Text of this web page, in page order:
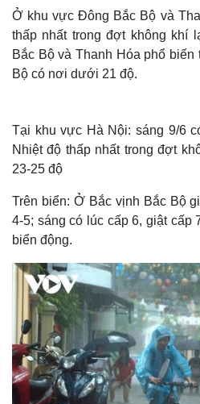
Ở khu vực Đông Bắc Bộ và
thấp nhất trong đợt không khí
Bắc Bộ và Thanh Hóa phổ
Bộ có nơi dưới 21 độ.
Tại khu vực Hà Nội: sáng 9/6
Nhiệt độ thấp nhất trong đợt
23-25 độ
Trên biển: Ở Bắc vịnh Bắc Bộ
4-5; sáng có lúc cấp 6, giật cấp
biển động.